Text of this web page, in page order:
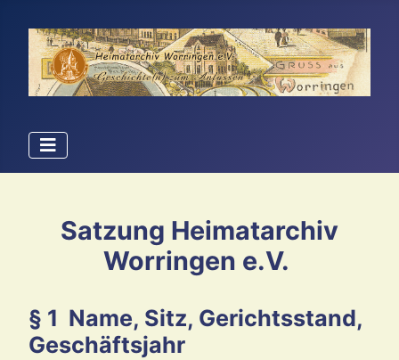
Satzung Heimatarchiv
Worringen e.V.
§ 1 Name, Sitz, Gerichtsstand,
Geschäftsjahr